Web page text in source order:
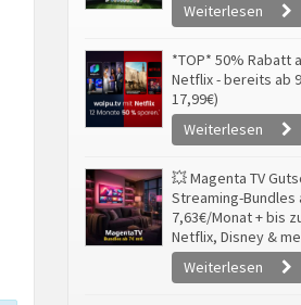
Weiterlesen
*TOP* 50% Rabatt
Netflix - bereits ab
17,99€)
Weiterlesen
💥 Magenta TV
Streaming-
7,63€/Monat + bis
Netflix, Disney &
Weiterlesen